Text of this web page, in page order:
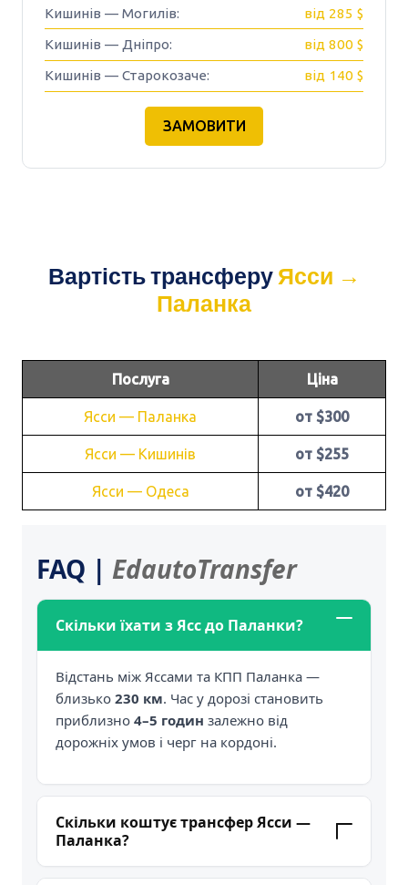
Кишинів — Могилів: від 285 $
Кишинів — Дніпро: від 800 $
Кишинів — Старокозаче: від 140 $
ЗАМОВИТИ
Вартість трансферу Ясси →
Паланка
Послуга Ціна
Ясси — Паланка от $300
Ясси — Кишинів от $255
Ясси — Одеса от $420
FAQ | EdautoTransfer
Скільки їхати з Ясс до Паланки?
Відстань між Яссами та КПП Паланка —
близько 230 км. Час у дорозі становить
приблизно 4–5 годин залежно від
дорожніх умов і черг на кордоні.
Скільки коштує трансфер Ясси —
Паланка?
Вартість поїздки починається від$300за